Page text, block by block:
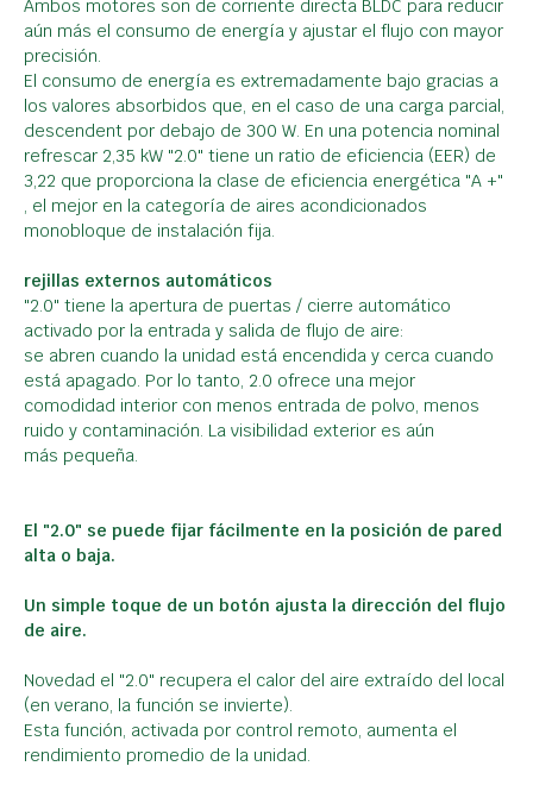
Ambos motores son de corriente directa BLDC para reducir
aún más el consumo de energía y ajustar el flujo con mayor
precisión.
El consumo de energía es extremadamente bajo gracias a
los valores absorbidos que, en el caso de una carga parcial,
descendent por debajo de 300 W. En una potencia nominal
refrescar 2,35 kW "2.0" tiene un ratio de eficiencia (EER) de
3,22 que proporciona la clase de eficiencia energética "A +"
, el mejor en la categoría de aires acondicionados
monobloque de instalación fija.
rejillas externos automáticos
"2.0" tiene la apertura de puertas / cierre automático
activado por la entrada y salida de flujo de aire:
se abren cuando la unidad está encendida y cerca cuando
está apagado. Por lo tanto, 2.0 ofrece una mejor
comodidad interior con menos entrada de polvo, menos
ruido y contaminación. La visibilidad exterior es aún
más pequeña.
El "2.0" se puede fijar fácilmente en la posición de pared
alta o baja.
Un simple toque de un botón ajusta la dirección del flujo
de aire.
Novedad el "2.0" recupera el calor del aire extraído del local
(en verano, la función se invierte).
Esta función, activada por control remoto, aumenta el
rendimiento promedio de la unidad.